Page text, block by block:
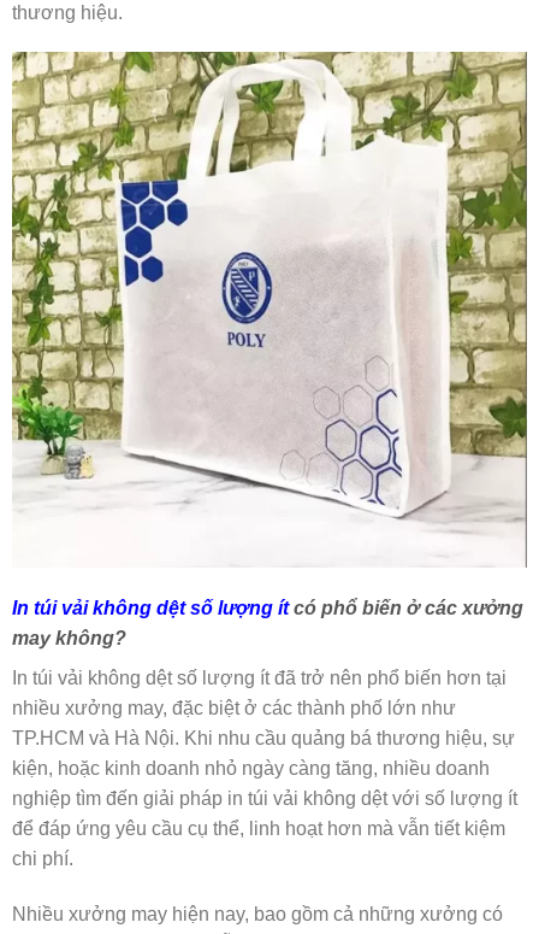
thương hiệu.
In túi vải không dệt số lượng ít có phổ biến ở các xưởng
may không?
In túi vải không dệt số lượng ít đã trở nên phổ biến hơn tại
nhiều xưởng may, đặc biệt ở các thành phố lớn như
TP.HCM và Hà Nội. Khi nhu cầu quảng bá thương hiệu, sự
kiện, hoặc kinh doanh nhỏ ngày càng tăng, nhiều doanh
nghiệp tìm đến giải pháp in túi vải không dệt với số lượng ít
để đáp ứng yêu cầu cụ thể, linh hoạt hơn mà vẫn tiết kiệm
chi phí.
Nhiều xưởng may hiện nay, bao gồm cả những xưởng có